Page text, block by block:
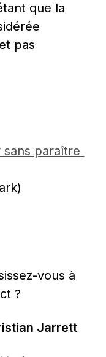
que la
pas
paraître
vous à
?
Jarrett